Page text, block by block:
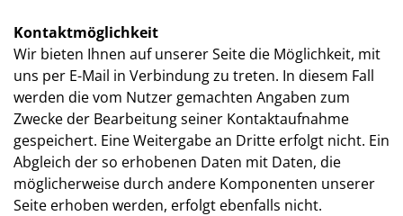
Kontaktmöglichkeit
Wir bieten Ihnen auf unserer Seite die Möglichkeit, mit
uns per E-Mail in Verbindung zu treten. In diesem Fall
werden die vom Nutzer gemachten Angaben zum
Zwecke der Bearbeitung seiner Kontaktaufnahme
gespeichert. Eine Weitergabe an Dritte erfolgt nicht. Ein
Abgleich der so erhobenen Daten mit Daten, die
möglicherweise durch andere Komponenten unserer
Seite erhoben werden, erfolgt ebenfalls nicht.